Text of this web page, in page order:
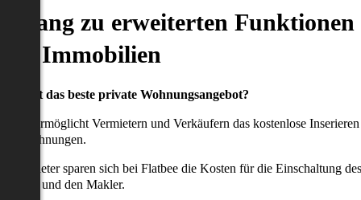
zu erweiterten Funktionen
Immobilien
willst das beste private Wohnungsangebot?
ermöglicht Vermietern und Verkäufern das kostenlose Inserieren
Wohnungen.
Anbieter sparen sich bei Flatbee die Kosten für die Einschaltung des
und den Makler.